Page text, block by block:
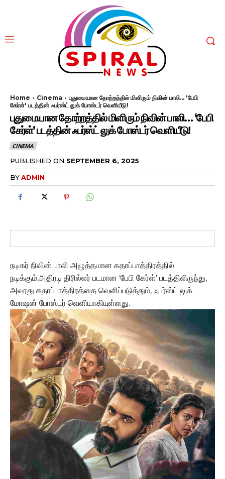
Home Cinema
புதுமையான தோற்றத்தில் மிளிரும் நிவின் பாலி... 'பேபி
கேர்ள்' படத்தின் ஃபர்ஸ்ட் லுக் போஸ்டர் வெளியீடு!
புதுமையான தோற்றத்தில் மிளிரும் நிவின் பாலி… ‘பேபி
கேர்ள்’ படத்தின் ஃபர்ஸ்ட் லுக் போஸ்டர் வெளியீடு!
CINEMA
PUBLISHED ON SEPTEMBER 6, 2025
BYADMIN
நடிகர் நிவின் பாலி அழுத்தமான கதாப்பாத்திரத்தில்
நடிக்கும்,அதிரடி திரில்லர் படமான ‘பேபி கேர்ள்’ படத்திலிருந்து,
அவரது கதாப்பாத்திரத்தை வெளிப்படுத்தும், ஃபர்ஸ்ட் லுக்
மோஷன் போஸ்டர் வெளியாகியுள்ளது.